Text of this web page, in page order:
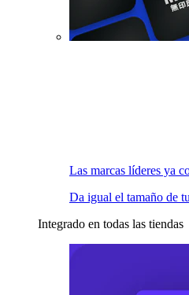
Las marcas líderes ya
Da igual el tamaño de
Integrado en todas las tiendas